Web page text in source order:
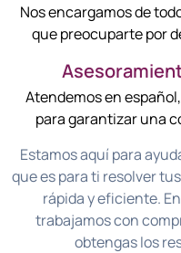
Nos encargamos de
que preocuparte por
Atendemos en
para garantizar una
Estamos aquí para
que es para ti resolver
rápida y eficiente.
trabajamos con
obtengas los